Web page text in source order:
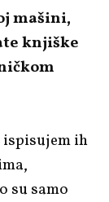
mašini,
knjiške
ispisujem ih
su samo